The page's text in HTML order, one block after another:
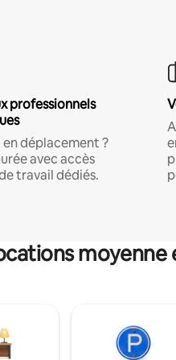
professionnels
déplacement ?
avec accès
travail dédiés.